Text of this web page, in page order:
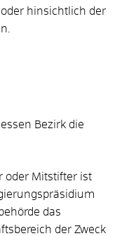
hinsichtlich der
Bezirk die
oder Mitstifter ist
das
der Zweck